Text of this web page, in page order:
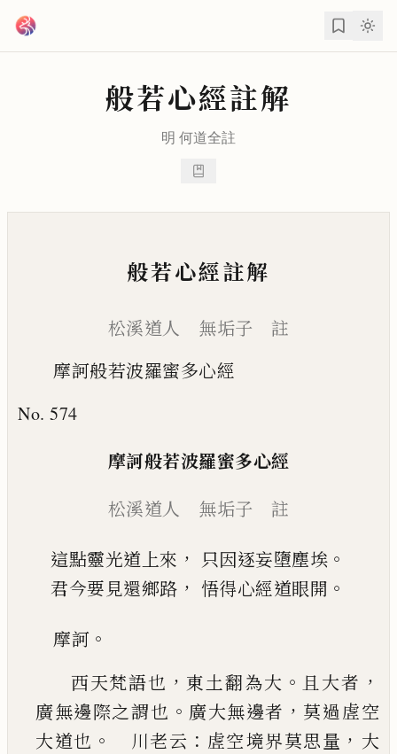
般若心經註解
明 何道全註
般若心經註解
松溪道人 無垢子 註
摩訶般若波羅蜜多心經
No. 574
摩訶般若波羅蜜多心經
松溪道人 無垢子 註
這點靈光道上來 ， 只因逐妄墮塵埃 。
君今要見還鄉路 ， 悟得心經道眼開 。
摩訶 。
西天梵語也 ， 東土翻為大 。 且大者 ，
廣無邊際之謂也 。 廣大無邊者 ， 莫過虗空
大道也 。 川老云 ： 虗空境界莫思量 ， 大